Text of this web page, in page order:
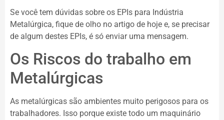
Se você tem dúvidas sobre os EPIs para Indústria
Metalúrgica, fique de olho no artigo de hoje e, se precisar
de algum destes EPIs, é só enviar uma mensagem.
Os Riscos do trabalho em
Metalúrgicas
As metalúrgicas são ambientes muito perigosos para os
trabalhadores. Isso porque existe todo um maquinário